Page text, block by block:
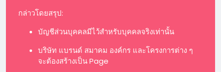
กล่าวโดยสรุป:
บัญชีส่วนบุคคลมีไว้สำหรับบุคคลจริงเท่านั้น
บริษัท แบรนด์ สมาคม องค์กร และโครงการต่าง ๆ
จะต้องสร้างเป็น Page